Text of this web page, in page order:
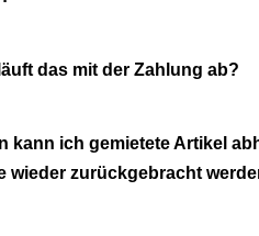
das mit der Zahlung ab?
kann ich gemietete Artikel
wieder zurückgebracht